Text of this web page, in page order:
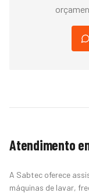
Atendimento
A Sabtec oferece
máquinas de lavar,